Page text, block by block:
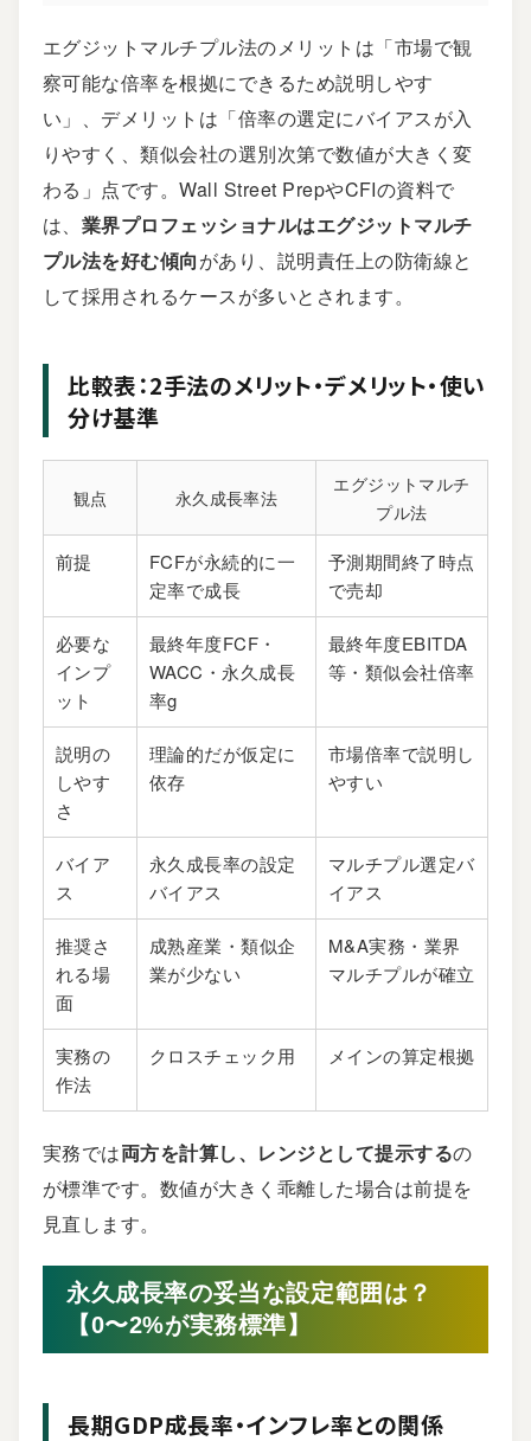
エグジットマルチプル法のメリットは「市場で観
察可能な倍率を根拠にできるため説明しやす
い」、デメリットは「倍率の選定にバイアスが入
りやすく、類似会社の選別次第で数値が大きく変
わる」点です。Wall Street PrepやCFIの資料で
は、 業界プロフェッショナルはエグジットマルチ
プル法を好む傾向があり、説明責任上の防衛線と
して採用されるケースが多いとされます。
比較表：2手法のメリット・デメリット・使い
分け基準
観点 永久成長率法
エグジットマルチ
プル法
前提
FCFが永続的に一
定率で成長
予測期間終了時点
で売却
必要な
インプ
ット
最終年度FCF・
WACC・永久成長
率g
最終年度EBITDA
等・類似会社倍率
説明の
しやす
さ
理論的だが仮定に
依存
市場倍率で説明し
やすい
バイア
ス
永久成長率の設定
バイアス
マルチプル選定バ
イアス
推奨さ
れる場
面
成熟産業・類似企
業が少ない
M&A実務・業界
マルチプルが確立
実務の
作法
クロスチェック用 メインの算定根拠
実務では両方を計算し、レンジとして提示するの
が標準です。数値が大きく乖離した場合は前提を
見直します。
永久成長率の妥当な設定範囲は？
【0〜2%が実務標準】
長期GDP成長率・インフレ率との関係